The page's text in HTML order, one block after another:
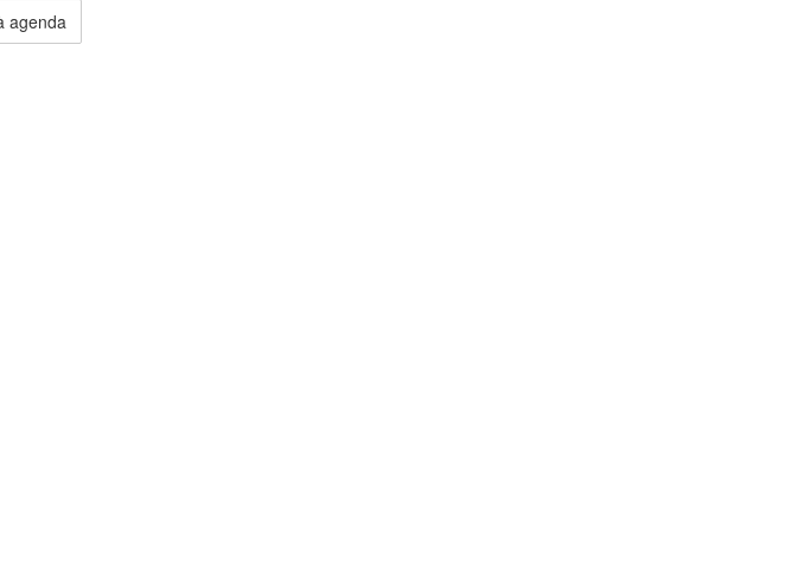
agenda